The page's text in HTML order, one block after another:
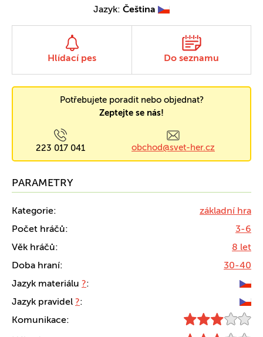
Jazyk: Čeština
Hlídací pes Do seznamu
Potřebujete poradit nebo objednat?
Zeptejte se nás!
223 017 041 obchod@svet-her.cz
PARAMETRY
Kategorie:
základní hra
Počet hráčů:
3-6
Věk hráčů:
8 let
Doba hraní:
30-40
Jazyk materiálu ?:
Jazyk pravidel ?:
Komunikace: